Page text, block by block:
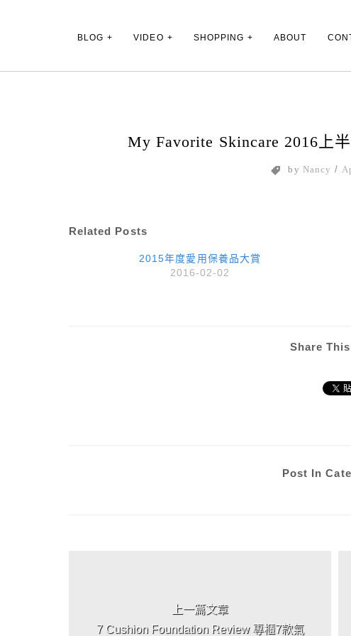
Main Menu
BLOG VIDEO SHOPPING ABOUT
My Favorite Skincare 2016上
by Nancy /
Related Posts
2015年度愛用保養品大賞
2016-02-02
Share
Post In
上一篇文章
7 Cushion Foundation Review 專櫃7款氣